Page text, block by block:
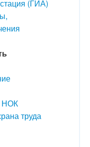
(ГИА)
НОК
труда